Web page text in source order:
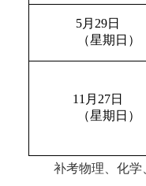
5月29日
（星期日）
11月27日
（星期日）
补考物理、化学